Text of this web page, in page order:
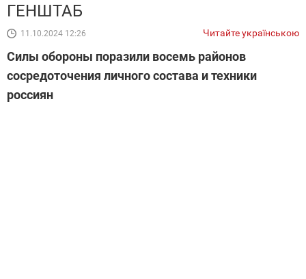
ГЕНШТАБ
11.10.2024 12:26 Читайте українською
Силы обороны поразили восемь районов
сосредоточения личного состава и техники
россиян